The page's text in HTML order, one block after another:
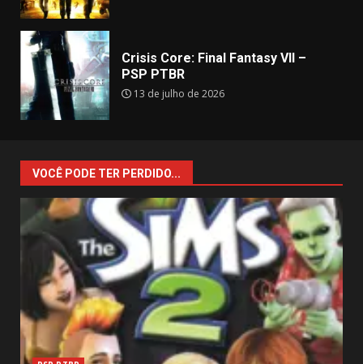
Crisis Core: Final Fantasy VII –
PSP PTBR
13 de julho de 2026
VOCÊ PODE TER PERDIDO...